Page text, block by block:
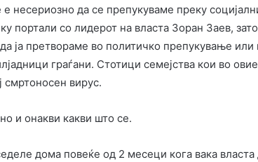
несериозно да се препукуваме преку
портали со лидерот на власта Зоран Заев,
ја претвораме во политичко препукување или
граѓани. Стотици семејства кои во
смртоносен вирус.
и онакви какви што се.
дома повеќе од 2 месеци кога вака